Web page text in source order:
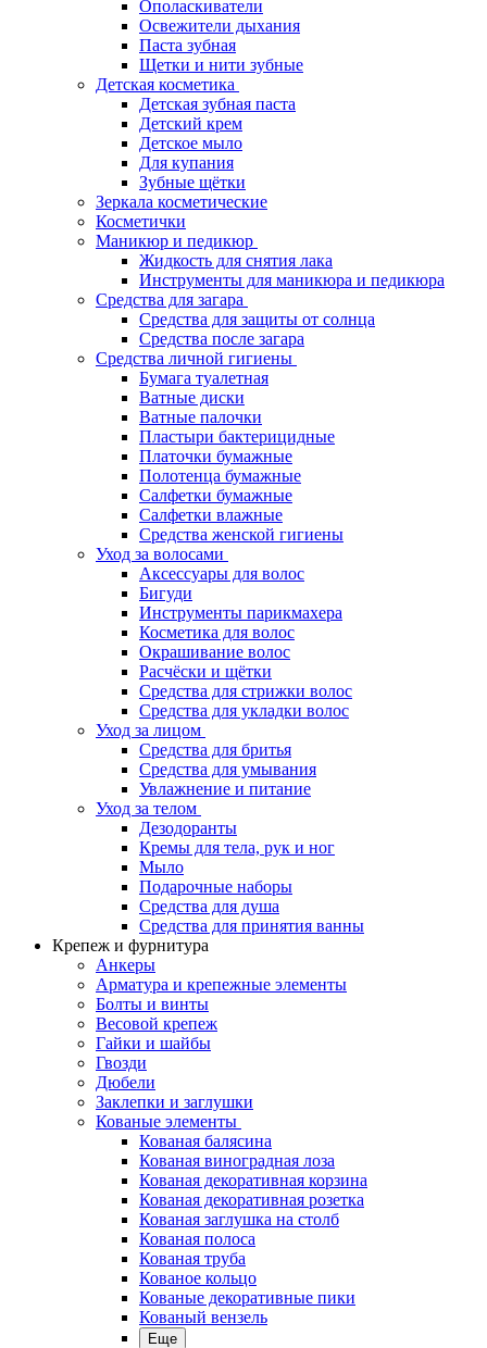
Ополаскиватели
Освежители дыхания
Паста зубная
Щетки и нити зубные
Детская косметика
Детская зубная паста
Детский крем
Детское мыло
Для купания
Зубные щётки
Зеркала косметические
Косметички
Маникюр и педикюр
Жидкость для снятия лака
Инструменты для маникюра и педикюра
Средства для загара
Средства для защиты от солнца
Средства после загара
Средства личной гигиены
Бумага туалетная
Ватные диски
Ватные палочки
Пластыри бактерицидные
Платочки бумажные
Полотенца бумажные
Салфетки бумажные
Салфетки влажные
Средства женской гигиены
Уход за волосами
Аксессуары для волос
Бигуди
Инструменты парикмахера
Косметика для волос
Окрашивание волос
Расчёски и щётки
Средства для стрижки волос
Средства для укладки волос
Уход за лицом
Средства для бритья
Средства для умывания
Увлажнение и питание
Уход за телом
Дезодоранты
Кремы для тела, рук и ног
Мыло
Подарочные наборы
Средства для душа
Средства для принятия ванны
Крепеж и фурнитура
Анкеры
Арматура и крепежные элементы
Болты и винты
Весовой крепеж
Гайки и шайбы
Гвозди
Дюбели
Заклепки и заглушки
Кованые элементы
Кованая балясина
Кованая виноградная лоза
Кованая декоративная корзина
Кованая декоративная розетка
Кованая заглушка на столб
Кованая полоса
Кованая труба
Кованое кольцо
Кованые декоративные пики
Кованый вензель
Еще